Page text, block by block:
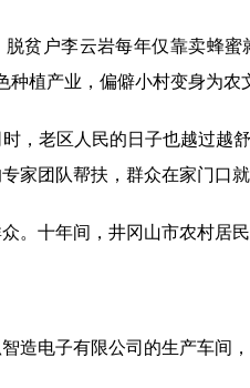
户李云岩每年仅靠卖蜂蜜
种植产业，偏僻小村变身为
老区人民的日子也越过越舒
家团队帮扶，群众在家门口
十年间，井冈山市农村居民
电子有限公司的生产车间，